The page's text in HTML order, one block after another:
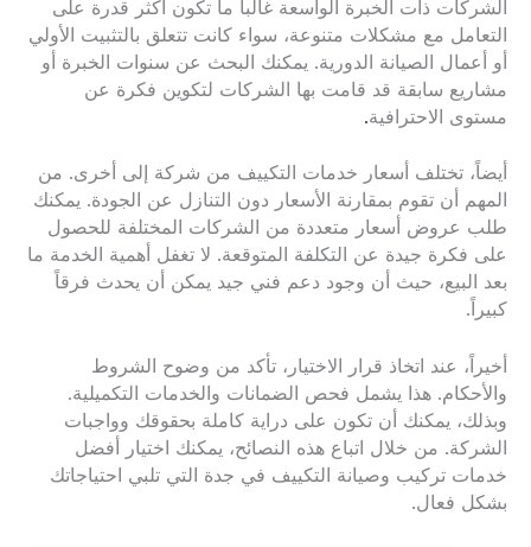
الشركات ذات الخبرة الواسعة غالباً ما تكون أكثر قدرة على
التعامل مع مشكلات متنوعة، سواء كانت تتعلق بالتثبيت الأولي
أو أعمال الصيانة الدورية. يمكنك البحث عن سنوات الخبرة أو
مشاريع سابقة قد قامت بها الشركات لتكوين فكرة عن
مستوى الاحترافية.
أيضاً، تختلف أسعار خدمات التكييف من شركة إلى أخرى. من
المهم أن تقوم بمقارنة الأسعار دون التنازل عن الجودة. يمكنك
طلب عروض أسعار متعددة من الشركات المختلفة للحصول
على فكرة جيدة عن التكلفة المتوقعة. لا تغفل أهمية الخدمة ما
بعد البيع، حيث أن وجود دعم فني جيد يمكن أن يحدث فرقاً
كبيراً.
أخيراً، عند اتخاذ قرار الاختيار، تأكد من وضوح الشروط
والأحكام. هذا يشمل فحص الضمانات والخدمات التكميلية.
وبذلك، يمكنك أن تكون على دراية كاملة بحقوقك وواجبات
الشركة. من خلال اتباع هذه النصائح، يمكنك اختيار أفضل
خدمات تركيب وصيانة التكييف في جدة التي تلبي احتياجاتك
بشكل فعال.